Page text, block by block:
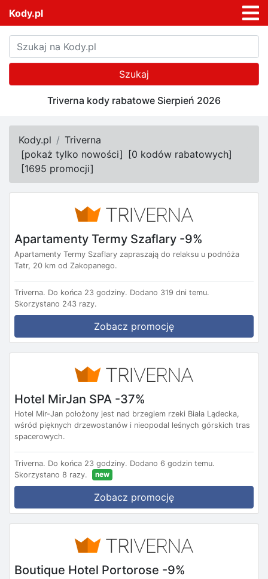
Kody.pl
Szukaj
Triverna kody rabatowe Sierpień 2026
Kody.pl
Triverna
[pokaż tylko nowości] [0 kodów rabatowych]
[1695 promocji]
Apartamenty Termy Szaflary -9%
Apartamenty Termy Szaflary zapraszają do relaksu u podnóża
Tatr, 20 km od Zakopanego.
Triverna. Do końca 23 godziny. Dodano 319 dni temu.
Skorzystano 243 razy.
Zobacz promocję
Hotel MirJan SPA -37%
Hotel Mir-Jan położony jest nad brzegiem rzeki Biała Lądecka,
wśród pięknych drzewostanów i nieopodal leśnych górskich tras
spacerowych.
Triverna. Do końca 23 godziny. Dodano 6 godzin temu.
Skorzystano 8 razy.
new
Zobacz promocję
Boutique Hotel Portorose -9%